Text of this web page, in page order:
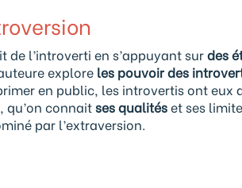
l’introverti en s’appuyant surdes
explore les pouvoir des
en public, les introvertis ont eux
qu’on connaitses qualitéset ses
par l’extraversion.